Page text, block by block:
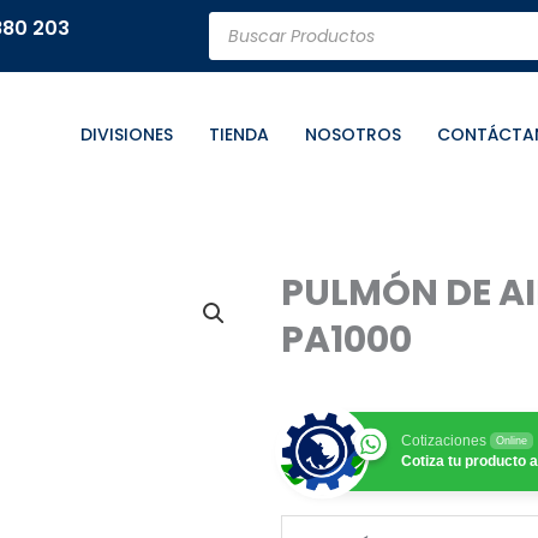
203 Búsqueda
de
productos
DIVISIONES TIENDA NOSOTROS
PULMÓN DE
PA1000
Cotizaciones Online
Cotiza tu producto